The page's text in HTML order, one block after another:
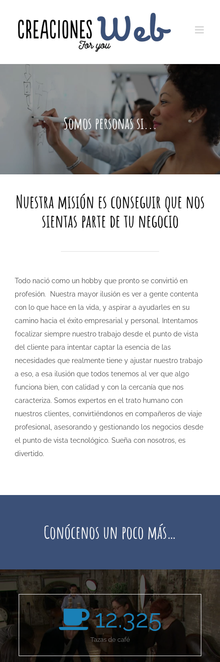
contenido
Somos personas si...
Nuestra misión es conseguir que nos
sientas parte de tu negocio
Todo nació como un hobby que pronto se convirtió en
profesión. Nuestra mayor ilusión es ver a gente contenta
con lo que hace en la vida, y aspirar a ayudarles en su
camino hacia el éxito empresarial y personal. Intentamos
focalizar siempre nuestro trabajo desde el punto de vista
del cliente para intentar captar la esencia de las
necesidades que realmente tiene y ajustar nuestro trabajo
a eso, a esa ilusión que todos tenemos al ver que algo
funciona bien, con calidad y con la cercanía que nos
caracteriza. Somos expertos en el trato humano con
nuestros clientes, convirtiéndonos en compañeros de viaje
profesional, asesorando y gestionando los negocios desde
el punto de vista tecnológico. Sueña con nosotros, es
divertido.
Conócenos un poco más…
12.325
Tazas de café